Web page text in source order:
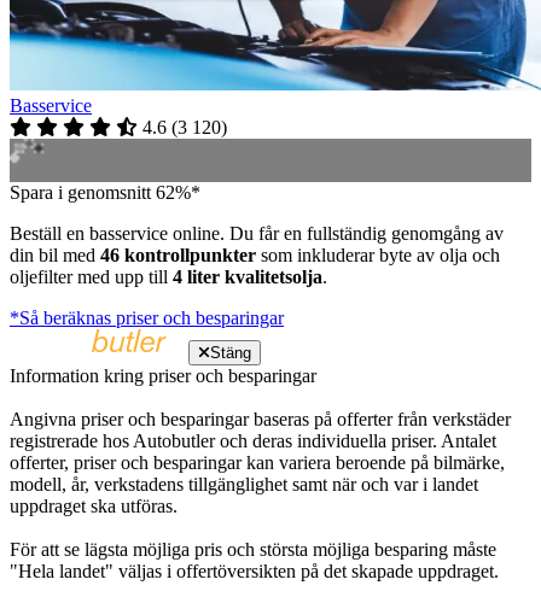
Basservice
4.6 (3 120)
Spara i genomsnitt 62%*
Beställ en basservice online. Du får en fullständig genomgång av
din bil med 46 kontrollpunkter som inkluderar byte av olja och
oljefilter med upp till 4 liter kvalitetsolja.
*Så beräknas priser och besparingar
Stäng
Information kring priser och besparingar
Angivna priser och besparingar baseras på offerter från verkstäder
registrerade hos Autobutler och deras individuella priser. Antalet
offerter, priser och besparingar kan variera beroende på bilmärke,
modell, år, verkstadens tillgänglighet samt när och var i landet
uppdraget ska utföras.
För att se lägsta möjliga pris och största möjliga besparing måste
"Hela landet" väljas i offertöversikten på det skapade uppdraget.